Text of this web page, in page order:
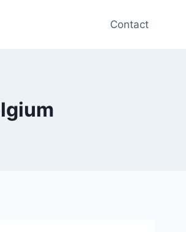
Contact